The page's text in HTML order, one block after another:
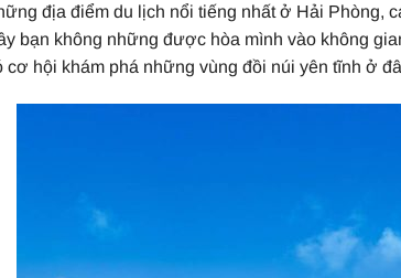
địa điểm du lịch nổi tiếng nhất ở Hải Phòng,
bạn không những được hòa mình vào không
cơ hội khám phá những vùng đồi núi yên tĩnh ở